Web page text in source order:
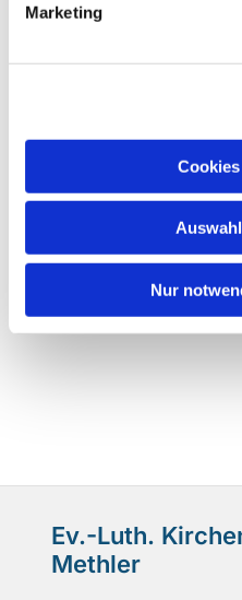
Marketing
Nur
Ev.-Luth.
Methler